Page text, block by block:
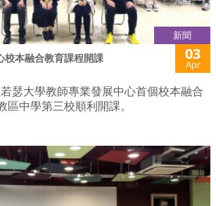
新聞
校本融合教育課程開課 03
Apr
瑟大學教師專業發展中心首個校本融合
中學第三校順利開課。